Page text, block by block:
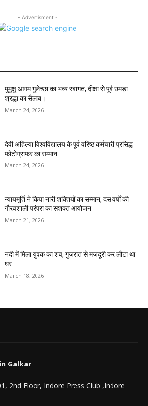
- Advertisment -
मुमुक्षु आगम गुलेच्छा का भव्य स्वागत, दीक्षा से पूर्व उमड़ा
श्रद्धा का सैलाब।
March 24, 2026
देवी अहिल्या विश्वविद्यालय के पूर्व वरिष्ठ कर्मचारी प्रसिद्ध
फोटोग्राफर का सम्मान
March 24, 2026
न्यायमूर्ति ने किया नारी शक्तियों का सम्मान, दस वर्षों की
गौरवशाली परंपरा का सशक्त आयोजन
March 21, 2026
नदी में मिला युवक का शव, गुजरात से मजदूरी कर लौटा था
घर
March 18, 2026
Galkar
2nd Floor, Indore Press Club ,Indore